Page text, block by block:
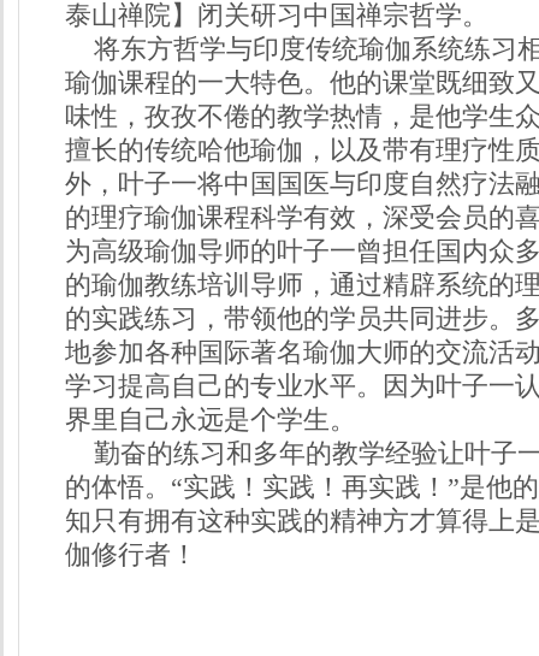
泰山禅院】闭关研习中国禅宗哲学。
将东方哲学与印度传统瑜伽系统练习
瑜伽课程的一大特色。他的课堂既细致
味性，孜孜不倦的教学热情，是他学生
擅长的传统哈他瑜伽，以及带有理疗性
外，叶子一将中国国医与印度自然疗法
的理疗瑜伽课程科学有效，深受会员的
为高级瑜伽导师的叶子一曾担任国内众
的瑜伽教练培训导师，通过精辟系统的
的实践练习，带领他的学员共同进步。
地参加各种国际著名瑜伽大师的交流活
学习提高自己的专业水平。因为叶子一
界里自己永远是个学生。
勤奋的练习和多年的教学经验让叶子
的体悟。“实践！实践！再实践！”是他
知只有拥有这种实践的精神方才算得上
伽修行者！